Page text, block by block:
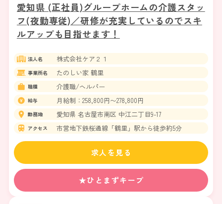
愛知県 (正社員)グループホームの介護スタッ
フ(夜勤専従)／研修が充実しているのでスキ
ルアップも目指せます！
法人名 株式会社ケア２１
事業所名 たのしい家 鶴里
職種 介護職/ヘルパー
給与 月給制：258,800円〜278,800円
勤務地 愛知県 名古屋市南区 中江二丁目9-17
アクセス 市営地下鉄桜通線「鶴里」駅から徒歩約5分
★ひとまずキープ
求人を見る